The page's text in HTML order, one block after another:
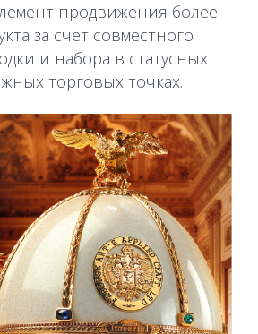
продвижения более
за счет совместного
и набора в статусных
торговых точках.